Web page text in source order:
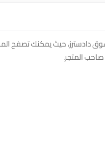
دادسترز، حيث يمكنك تصفح
المتجر.